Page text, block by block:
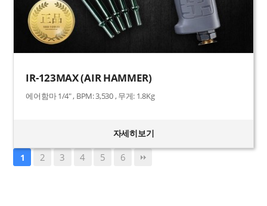
IR-123MAX (AIR HAMMER)
에어함마 1/4" , BPM: 3,530 , 무게: 1.8Kg
자세히보기
1 2 3 4 5 6